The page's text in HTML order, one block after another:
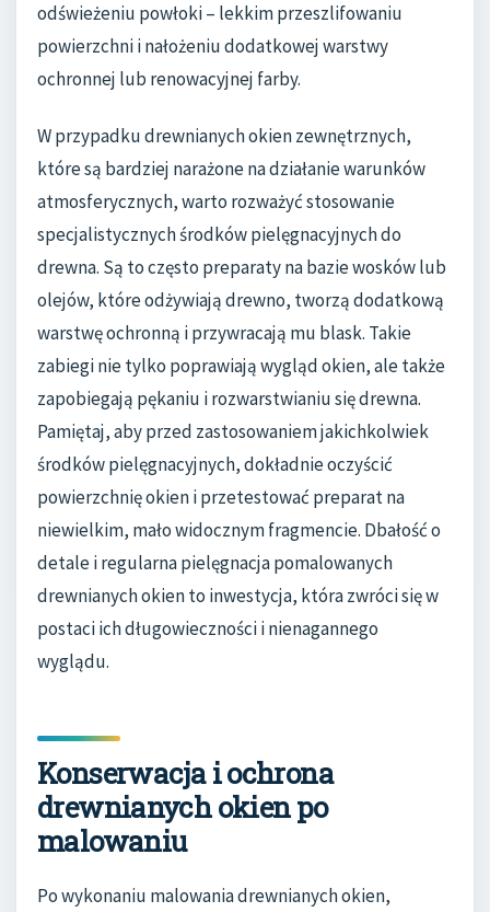
odświeżeniu powłoki – lekkim przeszlifowaniu
powierzchni i nałożeniu dodatkowej warstwy
ochronnej lub renowacyjnej farby.
W przypadku drewnianych okien zewnętrznych,
które są bardziej narażone na działanie warunków
atmosferycznych, warto rozważyć stosowanie
specjalistycznych środków pielęgnacyjnych do
drewna. Są to często preparaty na bazie wosków lub
olejów, które odżywiają drewno, tworzą dodatkową
warstwę ochronną i przywracają mu blask. Takie
zabiegi nie tylko poprawiają wygląd okien, ale także
zapobiegają pękaniu i rozwarstwianiu się drewna.
Pamiętaj, aby przed zastosowaniem jakichkolwiek
środków pielęgnacyjnych, dokładnie oczyścić
powierzchnię okien i przetestować preparat na
niewielkim, mało widocznym fragmencie. Dbałość o
detale i regularna pielęgnacja pomalowanych
drewnianych okien to inwestycja, która zwróci się w
postaci ich długowieczności i nienagannego
wyglądu.
Konserwacja i ochrona
drewnianych okien po
malowaniu
Po wykonaniu malowania drewnianych okien,